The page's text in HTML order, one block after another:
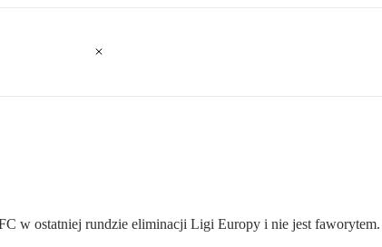
w ostatniej rundzie eliminacji Ligi Europy i nie jest faworytem.